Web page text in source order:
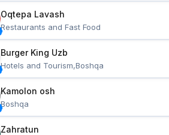
Oqtepa Lavash
Restaurants and Fast Food
Burger King Uzb
Hotels and Tourism,Boshqa
Kamolon osh
Boshqa
Zahratun